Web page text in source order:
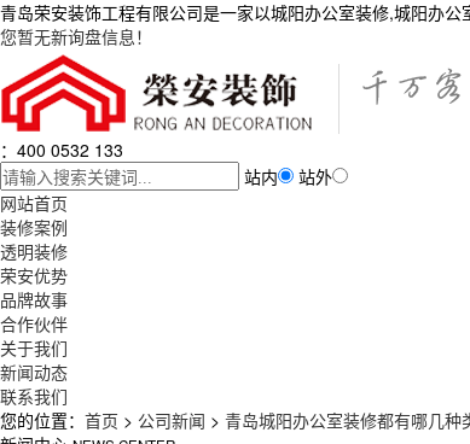
青岛荣安装饰工程有限公司是一家以城阳办公室装修,城阳办
您暂无新询盘信息！
：400 0532 133
站内
站外
网站首页
装修案例
透明装修
荣安优势
品牌故事
合作伙伴
关于我们
新闻动态
联系我们
您的位置： 首页 > 公司新闻 > 青岛城阳办公室装修都有哪几种